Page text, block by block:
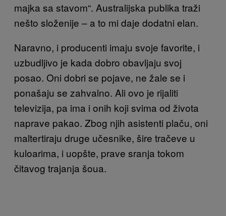
majka sa stavom“. Australijska publika traži
nešto složenije – a to mi daje dodatni elan.
Naravno, i producenti imaju svoje favorite, i
uzbudljivo je kada dobro obavljaju svoj
posao. Oni dobri se pojave, ne žale se i
ponašaju se zahvalno. Ali ovo je rijaliti
televizija, pa ima i onih koji svima od života
naprave pakao. Zbog njih asistenti plaču, oni
maltertiraju druge učesnike, šire tračeve u
kuloarima, i uopšte, prave sranja tokom
čitavog trajanja šoua.